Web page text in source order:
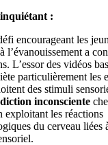
inquiétant :
encourageant les
l’évanouissement a
L’essor des vidéos
particulièrement les
des stimuli
inconsciente
exploitant les réactions
du cerveau liées